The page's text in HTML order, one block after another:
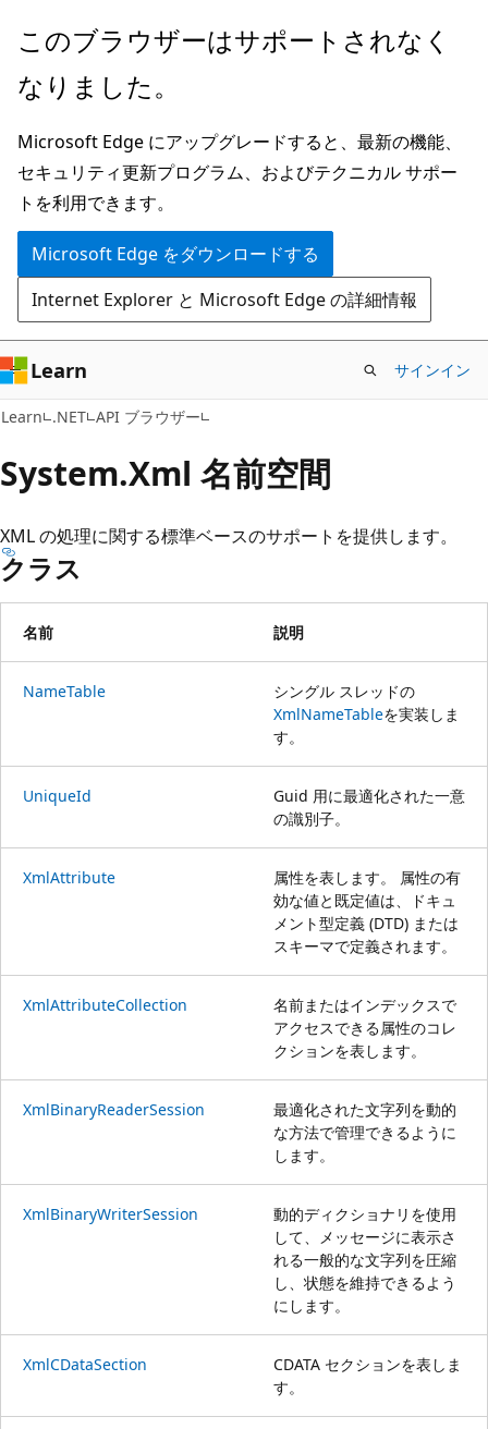
メ
ン
ン
テ
ン
ツ
に
ス
キ
ッ
プ
ペ
ジ
ナ
ビ
ゲ
ー
シ
ョ
ン
に
ス
キ
プ
このブラウザーはサポートされなく
なりました。
Microsoft Edge にアップグレードすると、最新の機能、
セキュリティ更新プログラム、およびテクニカル サポー
トを利用できます。
Microsoft Edge をダウンロードする
Internet Explorer と Microsoft Edge の詳細情報
Learn サインイン
Learn .NET API ブラウザー
System.Xml 名前空間
XML の処理に関する標準ベースのサポートを提供します。
クラス
名前 説明
NameTable
シングル スレッドの
XmlNameTableを実装しま
す。
UniqueId
Guid 用に最適化された一意
の識別子。
XmlAttribute
属性を表します。 属性の有
効な値と既定値は、ドキュ
メント型定義 (DTD) または
スキーマで定義されます。
XmlAttributeCollection
名前またはインデックスで
アクセスできる属性のコレ
クションを表します。
XmlBinaryReaderSession
最適化された文字列を動的
な方法で管理できるように
します。
XmlBinaryWriterSession
動的ディクショナリを使用
して、メッセージに表示さ
れる一般的な文字列を圧縮
し、状態を維持できるよう
にします。
XmlCDataSection
CDATA セクションを表しま
す。